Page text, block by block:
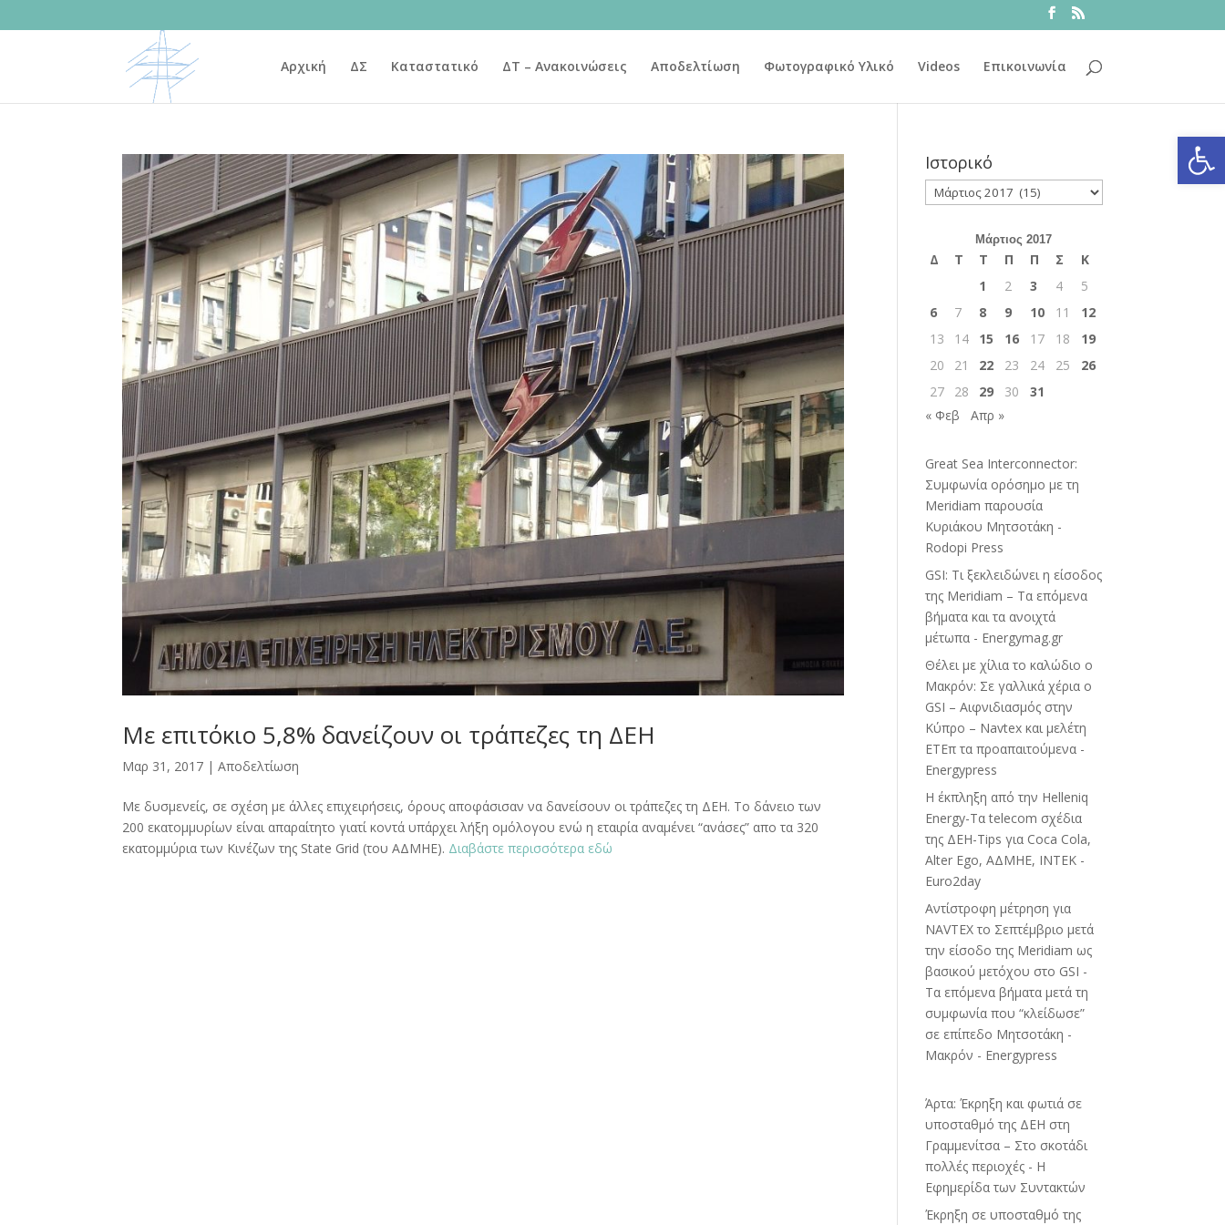
Αρχική ΔΣ Καταστατικό ΔΤ – Ανακοινώσεις Αποδελτίωση Φωτογραφικό Υλικό Videos Επικοινωνία
Με επιτόκιο 5,8% δανείζουν οι τράπεζες τη ΔΕΗ
Μαρ 31, 2017 |Αποδελτίωση
Με δυσμενείς, σε σχέση με άλλες επιχειρήσεις, όρους αποφάσισαν να δανείσουν οι τράπεζες τη ΔΕΗ. Το δάνειο των
200 εκατομμυρίων είναι απαραίτητο γιατί κοντά υπάρχει λήξη ομόλογου ενώ η εταιρία αναμένει “ανάσες” απο τα 320
εκατομμύρια των Κινέζων της State Grid (του ΑΔΜΗΕ). Διαβάστε περισσότερα εδώ
Ιστορικό
Ιστορικό
Μάρτιος 2017
Δ Τ Τ Π Π Σ
Κ
1
2 3 4
5
6
7 8 9 10 11
12
13
14 15 16 17 18
19
20
21 22 23 24 25
26
27
28 29 30
31
« Φεβ
Απρ »
Great Sea Interconnector:
Συμφωνία ορόσημο με τη
Meridiam παρουσία
Κυριάκου Μητσοτάκη -
Rodopi Press
GSI: Τι ξεκλειδώνει η είσοδος
της Meridiam – Τα επόμενα
βήματα και τα ανοιχτά
μέτωπα - Energymag.gr
Θέλει με χίλια το καλώδιο ο
Μακρόν: Σε γαλλικά χέρια ο
GSI – Αιφνιδιασμός στην
Κύπρο – Navtex και μελέτη
ΕΤΕπ τα προαπαιτούμενα -
Energypress
H έκπληξη από την Helleniq
Energy-Τα telecom σχέδια
της ΔΕΗ-Tips για Coca Cola,
Alter Ego, ΑΔΜΗΕ, ΙΝΤΕΚ -
Euro2day
Αντίστροφη μέτρηση για
NAVTEX το Σεπτέμβριο μετά
την είσοδο της Meridiam ως
βασικού μετόχου στο GSI -
Τα επόμενα βήματα μετά τη
συμφωνία που “κλείδωσε”
σε επίπεδο Μητσοτάκη -
Μακρόν - Energypress
Άρτα: Έκρηξη και φωτιά σε
υποσταθμό της ΔΕΗ στη
Γραμμενίτσα – Στο σκοτάδι
πολλές περιοχές - Η
Εφημερίδα των Συντακτών
Έκρηξη σε υποσταθμό της